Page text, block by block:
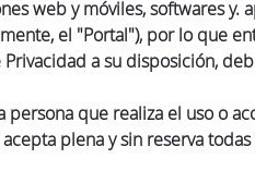
web y móviles, softwares
el "Portal"), por lo que
a su disposición,
persona que realiza el uso o
plena y sin reserva